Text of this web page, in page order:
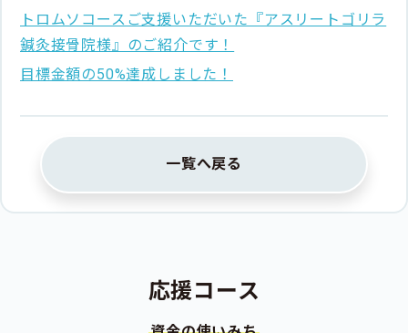
トロムソコースご支援いただいた『アスリートゴリラ
鍼灸接骨院様』のご紹介です！
目標金額の50%達成しました！
一覧へ戻る
応援コース